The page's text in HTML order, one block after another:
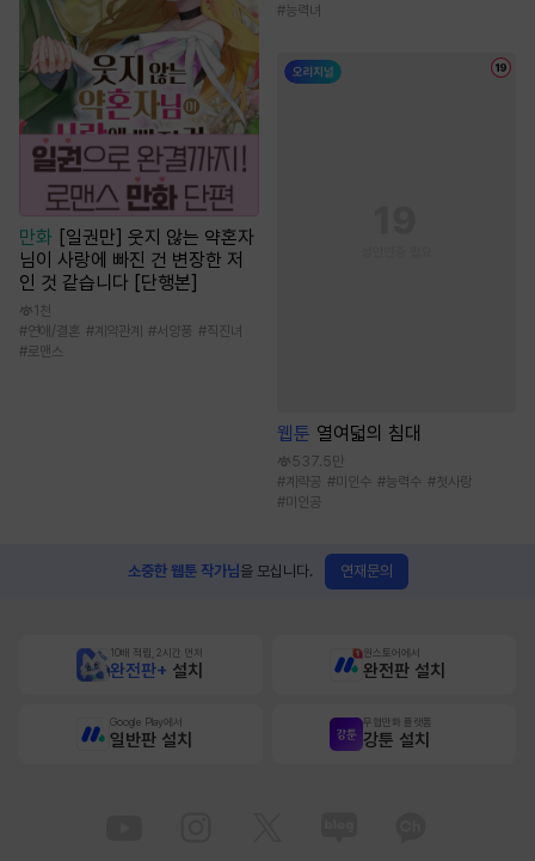
만화 [일권만] 웃지 않는 약혼자
님이 사랑에 빠진 건 변장한 저
인 것 같습니다 [단행본]
1천
#연애/결혼 # 계약관계 #서양풍 #직진녀
#로맨스
#능력녀
웹툰 열여덟의 침대
537.5만
#계략공 #미인수 #능력수 #첫사랑
#미인공
소중한 웹툰 작가님을 모십니다. 연재문의
10배 적립, 2시간 먼저
완전판+ 설치
원스토어에서
완전판 설치
Google Play에서
일반판 설치
무협만화 플랫폼
강툰 설치